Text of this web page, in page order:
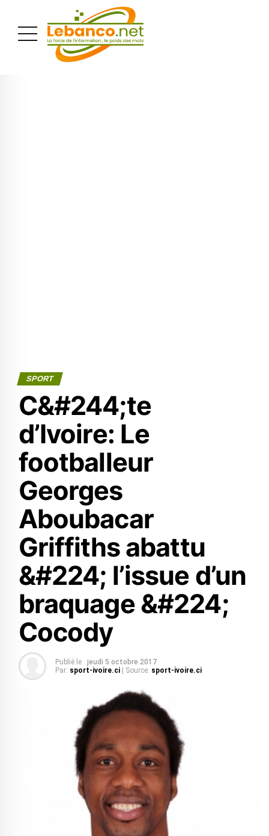
SPORT
C&#244;te
d’Ivoire: Le
footballeur
Georges
Aboubacar
Griffiths abattu
&#224; l’issue d’un
braquage &#224;
Cocody
Publié le : jeudi 5 octobre 2017
Par: sport-ivoire.ci | Source: sport-ivoire.ci